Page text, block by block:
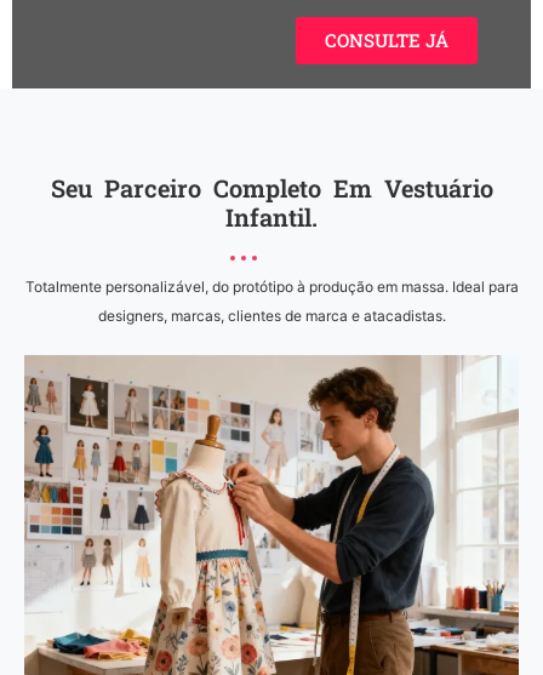
CONSULTE JÁ
Seu Parceiro Completo Em Vestuário
Infantil.
Totalmente personalizável, do protótipo à produção em massa. Ideal para
designers, marcas, clientes de marca e atacadistas.